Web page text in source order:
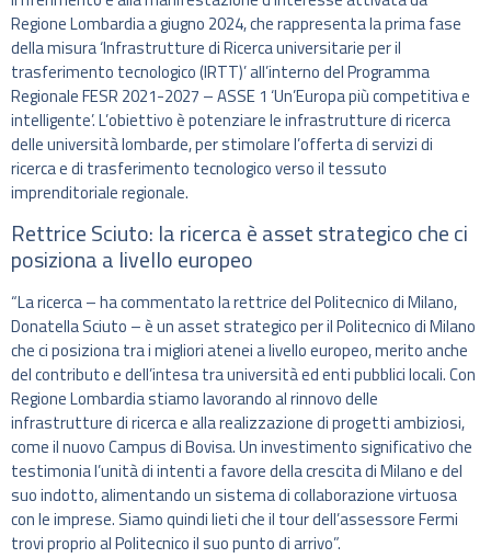
Regione Lombardia a giugno 2024, che rappresenta la prima fase
della misura ‘Infrastrutture di Ricerca universitarie per il
trasferimento tecnologico (IRTT)’ all’interno del Programma
Regionale FESR 2021-2027 – ASSE 1 ‘Un’Europa più competitiva e
intelligente’. L’obiettivo è potenziare le infrastrutture di ricerca
delle università lombarde, per stimolare l’offerta di servizi di
ricerca e di trasferimento tecnologico verso il tessuto
imprenditoriale regionale.
Rettrice Sciuto: la ricerca è asset strategico che ci
posiziona a livello europeo
“La ricerca – ha commentato la rettrice del Politecnico di Milano,
Donatella Sciuto – è un asset strategico per il Politecnico di Milano
che ci posiziona tra i migliori atenei a livello europeo, merito anche
del contributo e dell’intesa tra università ed enti pubblici locali. Con
Regione Lombardia stiamo lavorando al rinnovo delle
infrastrutture di ricerca e alla realizzazione di progetti ambiziosi,
come il nuovo Campus di Bovisa. Un investimento significativo che
testimonia l’unità di intenti a favore della crescita di Milano e del
suo indotto, alimentando un sistema di collaborazione virtuosa
con le imprese. Siamo quindi lieti che il tour dell’assessore Fermi
trovi proprio al Politecnico il suo punto di arrivo”.